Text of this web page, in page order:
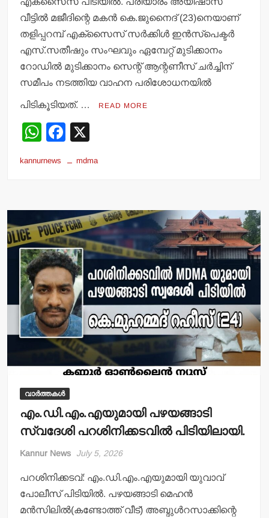
വീട്ടില്‍ മജീദിന്റെ മകന്‍ കെ.ജുനൈദ് (23)നെയാണ്
തളിപ്പറമ്പ് എക്‌സൈസ് സര്‍ക്കിള്‍ ഇന്‍സ്‌പെക്ടര്‍
എസ്.സതീഷും സംഘവും ഏമ്പേറ്റ് മുടിക്കാനം
റോഡില്‍ മുടിക്കാനം സെന്റ് ആന്റണീസ് ചര്‍ച്ചിന്
സമീപം നടത്തിയ വാഹന പരിശോധനയില്‍
പിടികൂടിയത്. … READ MORE
W
at
A
p
p
F
c
b
o
o
k
kannurnews mdma
വാർത്തകൾ
എം.ഡി.എം.എയുമായി പഴയങ്ങാടി
സ്വദേശി പറശിനിക്കടവില്‍ പിടിയിലായി.
Kannur News July 5, 2026
പറശിനിക്കടവ്: എം.ഡി.എം.എയുമായി യുവാവ്
പോലീസ് പിടിയില്‍. പഴയങ്ങാടി മെഹന്‍
മന്‍സിലില്‍(കണ്ടോത്ത് വീട്) അബ്ദുള്‍റസാക്കിന്റെ